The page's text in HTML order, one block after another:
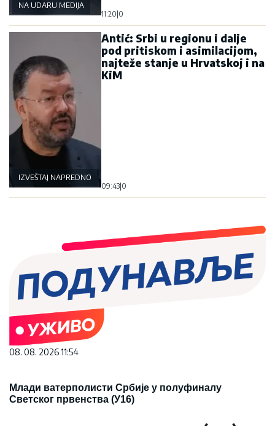
NA UDARU MEDIJA
11:20 0
IZVEŠTAJ NAPREDNOG KLUBA
Antić: Srbi u regionu i dalje
pod pritiskom i asimilacijom,
najteže stanje u Hrvatskoj i na
KiM
09:43 0
08. 08. 2026 11:54
Млади ватерполисти Србије у полуфиналу
Светског првенства (У16)